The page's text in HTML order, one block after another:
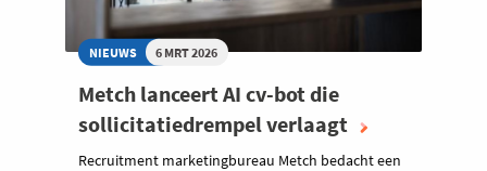
NIEUWS 6 MRT 2026
Metch lanceert AI cv-bot die
sollicitatiedrempel verlaagt
Recruitment marketingbureau Metch bedacht een